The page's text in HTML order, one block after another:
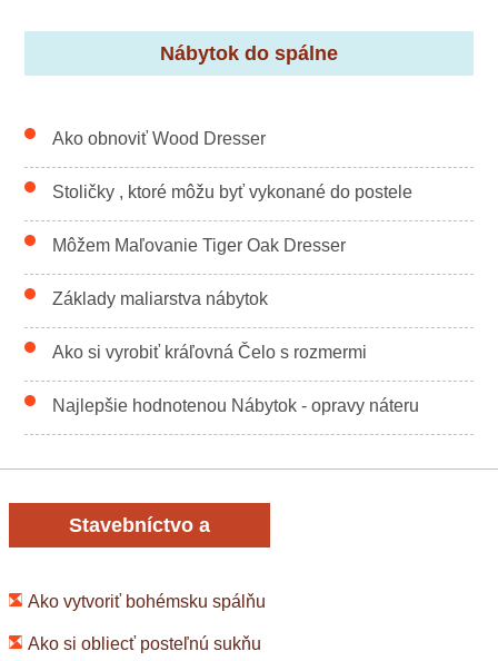
Nábytok do spálne
Ako obnoviť Wood Dresser
Stoličky , ktoré môžu byť vykonané do postele
Môžem Maľovanie Tiger Oak Dresser
Základy maliarstva nábytok
Ako si vyrobiť kráľovná Čelo s rozmermi
Najlepšie hodnotenou Nábytok - opravy náteru
Stavebníctvo a
Ako vytvoriť bohémsku spálňu
Ako si obliecť posteľnú sukňu